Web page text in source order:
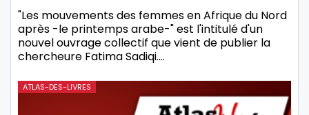
"Les mouvements des femmes en Afrique du Nord
après -le printemps arabe-" est l'intitulé d'un
nouvel ouvrage collectif que vient de publier la
chercheure Fatima Sadiqi.…
ATLAS-DES-LIVRES